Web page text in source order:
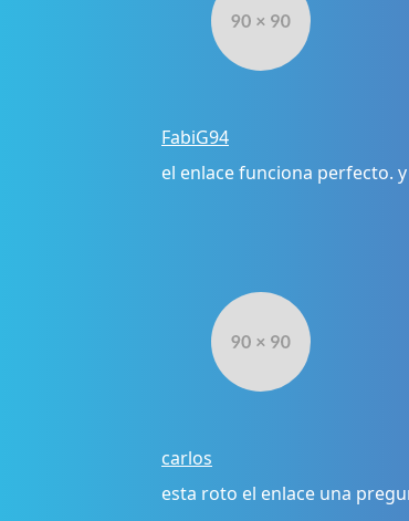
FabiG94
el enlace funciona perfecto.
carlos
esta roto el enlace una